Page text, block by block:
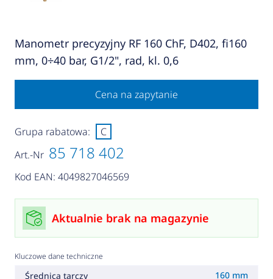
Manometr precyzyjny RF 160 ChF, D402, fi160
mm, 0÷40 bar, G1/2", rad, kl. 0,6
Cena na zapytanie
Art.-Nr 85 718 402
Kod EAN: 4049827046569
Grupa rabatowa: C
Aktualnie brak na magazynie
Kluczowe dane techniczne
Średnica tarczy
160 mm